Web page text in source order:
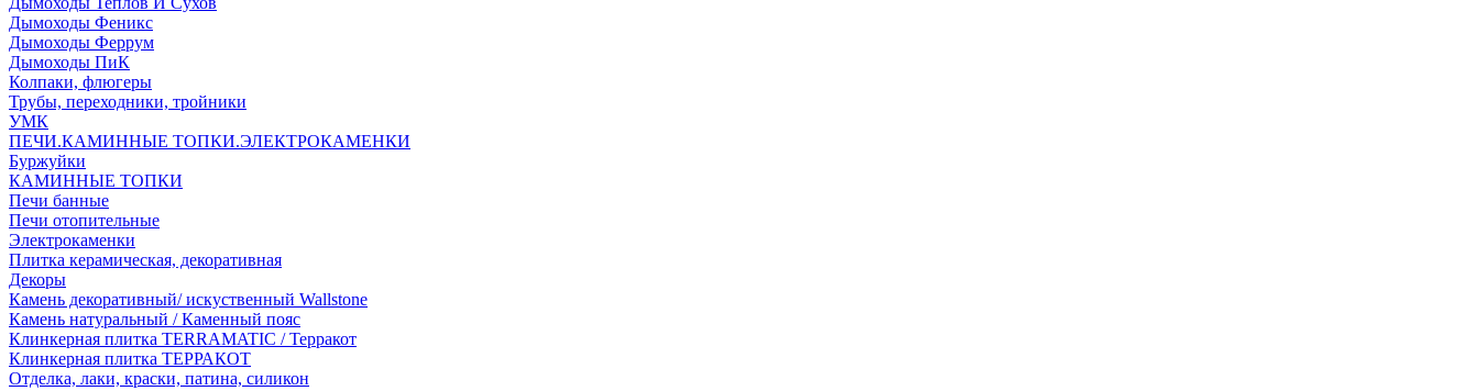
Дымоходы Феникс
Дымоходы Феррум
Дымоходы ПиК
Колпаки, флюгеры
Трубы, переходники, тройники
УМК
ПЕЧИ.КАМИННЫЕ ТОПКИ.ЭЛЕКТРОКАМЕНКИ
Буржуйки
КАМИННЫЕ ТОПКИ
Печи банные
Печи отопительные
Электрокаменки
Плитка керамическая, декоративная
Декоры
Камень декоративный/ искуственный Wallstone
Камень натуральный / Каменный пояс
Клинкерная плитка TERRAMATIC / Терракот
Клинкерная плитка ТЕРРАКОТ
Отделка, лаки, краски, патина, силикон